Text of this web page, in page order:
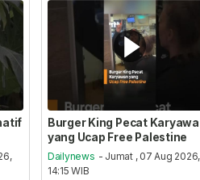
Burger King Pecat
yang Ucap Free Palestine
Dailynews - Jumat , 07 Aug 2026,
14:15 WIB